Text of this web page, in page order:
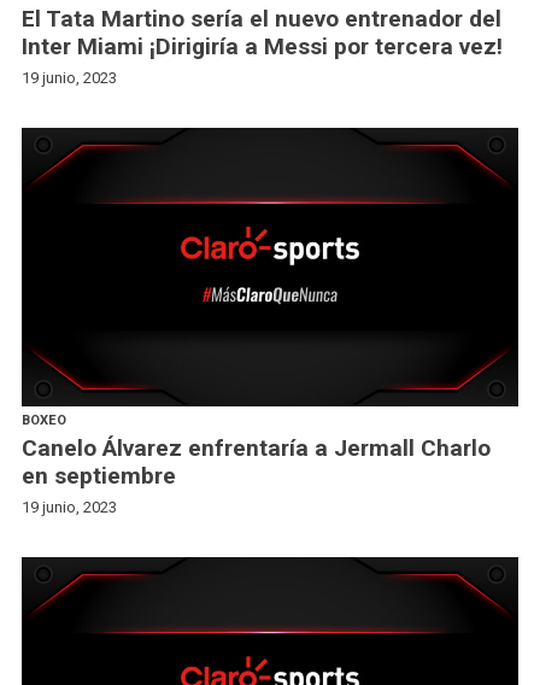
El Tata Martino sería el nuevo entrenador del
Inter Miami ¡Dirigiría a Messi por tercera vez!
19 junio, 2023
BOXEO
Canelo Álvarez enfrentaría a Jermall Charlo
en septiembre
19 junio, 2023